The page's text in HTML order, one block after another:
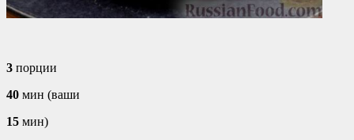
3 порции
40 мин (ваши
15 мин)